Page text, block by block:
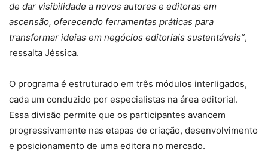
de dar visibilidade a novos autores e editoras em
ascensão, oferecendo ferramentas práticas para
transformar ideias em negócios editoriais sustentáveis”,
ressalta Jéssica.
O programa é estruturado em três módulos interligados,
cada um conduzido por especialistas na área editorial.
Essa divisão permite que os participantes avancem
progressivamente nas etapas de criação, desenvolvimento
e posicionamento de uma editora no mercado.